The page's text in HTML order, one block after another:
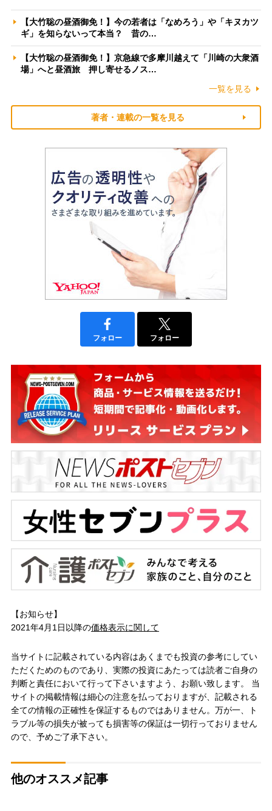
【大竹聡の昼酒御免！】今の若者は「なめろう」や「キヌカツ
ギ」を知らないって本当？ 昔の…
【大竹聡の昼酒御免！】京急線で多摩川越えて「川崎の大衆酒
場」へと昼酒旅 押し寄せるノス…
一覧を見る
著者・連載の一覧を見る
フォロー フォロー
【お知らせ】
2021年4月1日以降の価格表示に関して
当サイトに記載されている内容はあくまでも投資の参考にしてい
ただくためのものであり、実際の投資にあたっては読者ご自身の
判断と責任において行って下さいますよう、お願い致します。 当
サイトの掲載情報は細心の注意を払っておりますが、記載される
全ての情報の正確性を保証するものではありません。万が一、ト
ラブル等の損失が被っても損害等の保証は一切行っておりません
ので、予めご了承下さい。
他のオススメ記事